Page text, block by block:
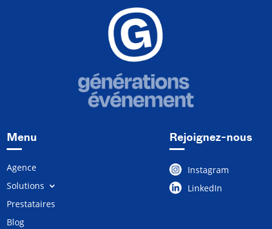
Menu
Agence
Solutions
Prestataires
Blog
Rejoignez-nous
Instagram
LinkedIn